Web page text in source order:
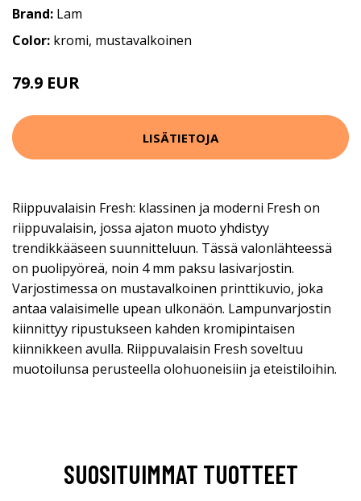
Brand: Lam
Color: kromi, mustavalkoinen
79.9 EUR
LISÄTIETOJA
Riippuvalaisin Fresh: klassinen ja moderni Fresh on
riippuvalaisin, jossa ajaton muoto yhdistyy
trendikkääseen suunnitteluun. Tässä valonlähteessä
on puolipyöreä, noin 4 mm paksu lasivarjostin.
Varjostimessa on mustavalkoinen printtikuvio, joka
antaa valaisimelle upean ulkonäön. Lampunvarjostin
kiinnittyy ripustukseen kahden kromipintaisen
kiinnikkeen avulla. Riippuvalaisin Fresh soveltuu
muotoilunsa perusteella olohuoneisiin ja eteistiloihin.
SUOSITUIMMAT TUOTTEET